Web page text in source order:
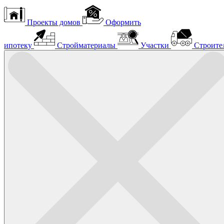
Проекты домов Оформить
ипотеку Стройматериалы Участки